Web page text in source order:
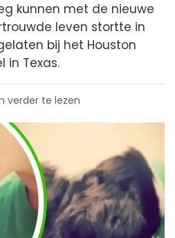
kunnen met de nieuwe
leven stortte in
bij het Houston
in Texas.
verder te lezen